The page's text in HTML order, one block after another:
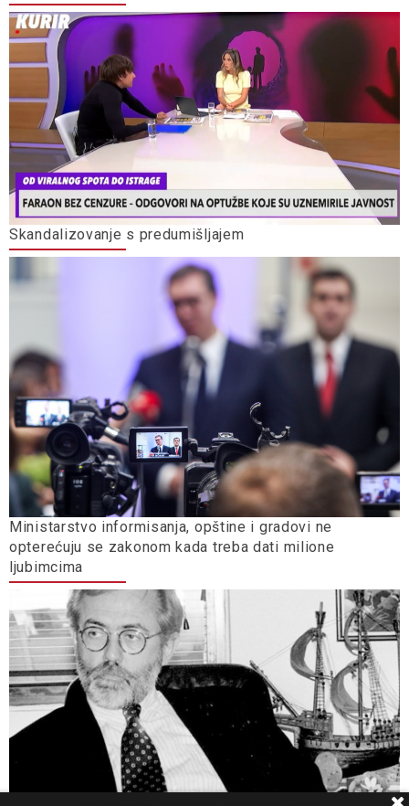
Skandalizovanje s predumišljajem
Ministarstvo informisanja, opštine i gradovi ne
opterećuju se zakonom kada treba dati milione
ljubimcima